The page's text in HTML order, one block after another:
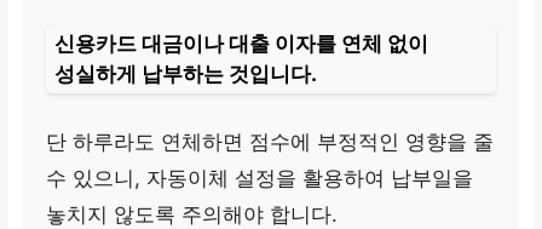
신용카드 대금이나 대출 이자를 연체 없이
성실하게 납부하는 것입니다.
단 하루라도 연체하면 점수에 부정적인 영향을 줄
수 있으니, 자동이체 설정을 활용하여 납부일을
놓치지 않도록 주의해야 합니다.